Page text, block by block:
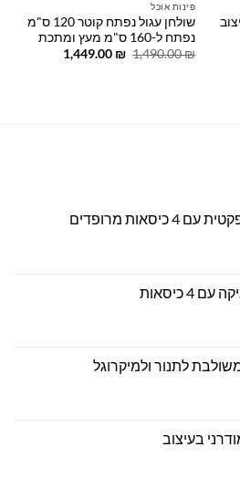
פינות אוכל
שולחן עגול נפתח קוטר 120 ס"מ
נפתח ל-160 ס"מ מעץ ומתכת
1,490.00₪
המחיר
1,449.00 ₪
המחיר
מרופדים
4 כיסאות
לתנור ולמיקרוגל
בעיצוב